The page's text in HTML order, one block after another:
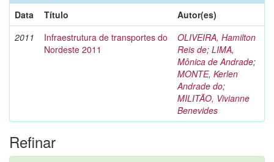
Data
Título
Autor(es)
2011
Infraestrutura de transportes do
Nordeste 2011
OLIVEIRA, Hamilton
Reis de; LIMA,
Mônica de Andrade;
MONTE, Kerlen
Andrade do;
MILITÃO, Vivianne
Benevides
Refinar